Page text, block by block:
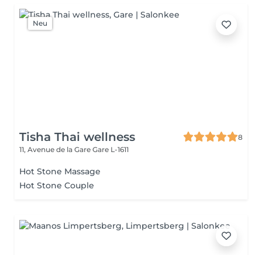
Neu
Tisha Thai wellness
8
11, Avenue de la Gare Gare L-1611
Hot Stone Massage
Hot Stone Couple